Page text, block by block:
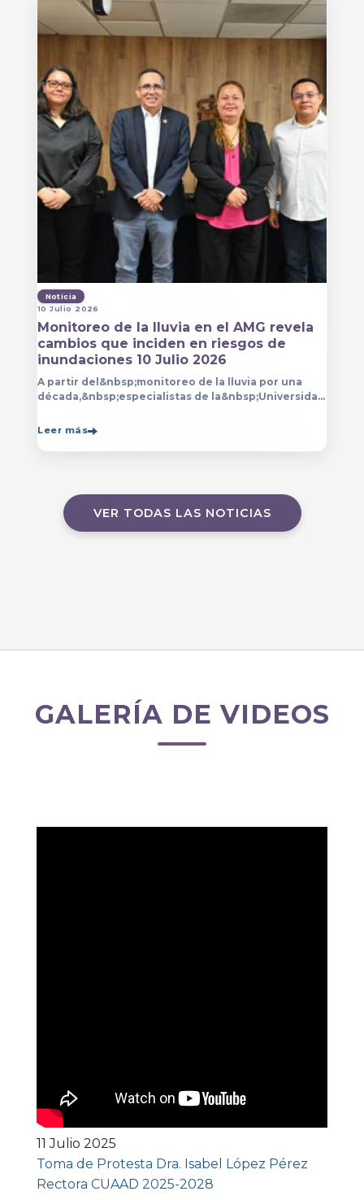
Noticia
10 Julio 2026
Monitoreo de la lluvia en el AMG revela
cambios que inciden en riesgos de
inundaciones 10 Julio 2026
A partir del&nbsp;monitoreo de la lluvia por una
década,&nbsp;especialistas de la&nbsp;Universidad
Leer más
VER TODAS LAS NOTICIAS
GALERÍA DE VIDEOS
11 Julio 2025
Toma de Protesta Dra. Isabel López Pérez
Rectora CUAAD 2025-2028